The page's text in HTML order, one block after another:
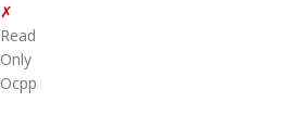
✗
Read
Only
Ocpp